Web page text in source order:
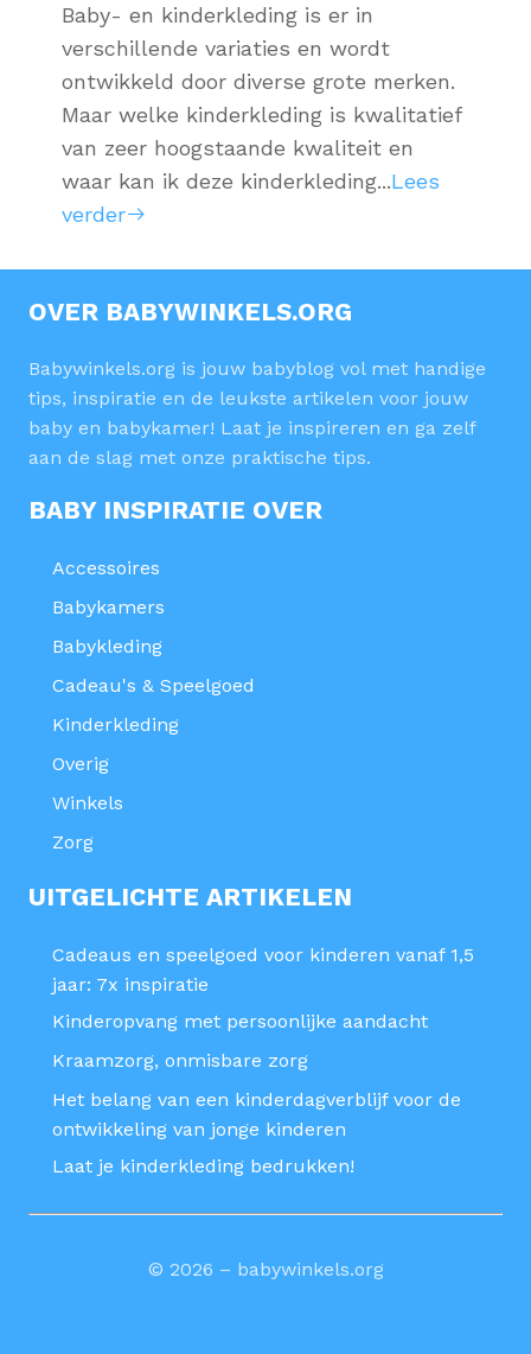
Baby- en kinderkleding is er in
verschillende variaties en wordt
ontwikkeld door diverse grote merken.
Maar welke kinderkleding is kwalitatief
van zeer hoogstaande kwaliteit en
waar kan ik deze kinderkleding...Lees
verder
OVER BABYWINKELS.ORG
Babywinkels.org is jouw babyblog vol met handige
tips, inspiratie en de leukste artikelen voor jouw
baby en babykamer! Laat je inspireren en ga zelf
aan de slag met onze praktische tips.
BABY INSPIRATIE OVER
Accessoires
Babykamers
Babykleding
Cadeau's & Speelgoed
Kinderkleding
Overig
Winkels
Zorg
UITGELICHTE ARTIKELEN
Cadeaus en speelgoed voor kinderen vanaf 1,5
jaar: 7x inspiratie
Kinderopvang met persoonlijke aandacht
Kraamzorg, onmisbare zorg
Het belang van een kinderdagverblijf voor de
ontwikkeling van jonge kinderen
Laat je kinderkleding bedrukken!
© 2026 – babywinkels.org